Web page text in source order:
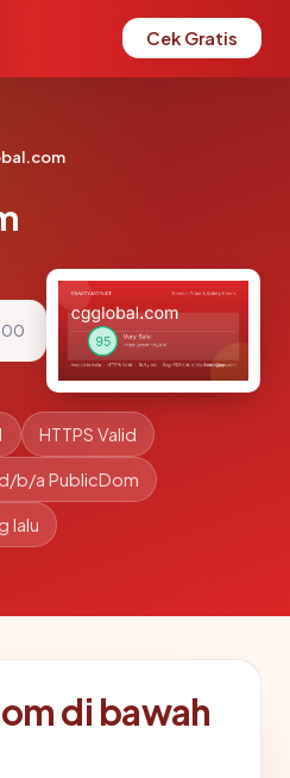
Cek Gratis
HTTPS Valid
b/a PublicDom
lalu
di bawah